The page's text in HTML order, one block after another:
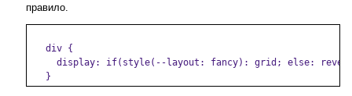
правило.
   div {
display: if(style(--layout: fancy): grid; else: